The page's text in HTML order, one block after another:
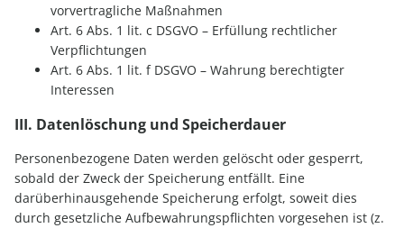
vorvertragliche Maßnahmen
Art. 6 Abs. 1 lit. c DSGVO – Erfüllung rechtlicher
Verpflichtungen
Art. 6 Abs. 1 lit. f DSGVO – Wahrung berechtigter
Interessen
III. Datenlöschung und Speicherdauer
Personenbezogene Daten werden gelöscht oder gesperrt,
sobald der Zweck der Speicherung entfällt. Eine
darüberhinausgehende Speicherung erfolgt, soweit dies
durch gesetzliche Aufbewahrungspflichten vorgesehen ist (z.